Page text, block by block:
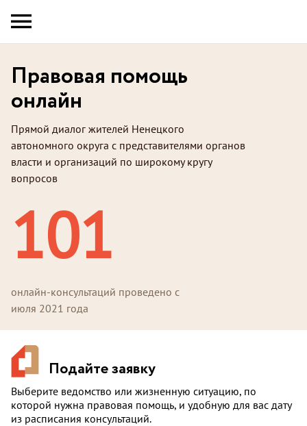
Правовая помощь
онлайн
Прямой диалог жителей Ненецкого
автономного округа с представителями органов
власти и организаций по широкому кругу
вопросов
101
онлайн-консультаций проведено с
июля 2021 года
Подайте заявку
Выберите ведомство или жизненную ситуацию, по
которой нужна правовая помощь, и удобную для вас дату
из расписания консультаций.